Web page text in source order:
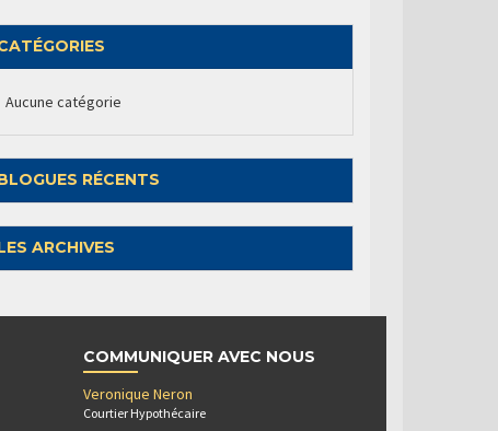
Aucune catégorie
RÉCENTS
ARCHIVES
COMMUNIQUER AVEC NOUS
Veronique Neron
Courtier Hypothécaire